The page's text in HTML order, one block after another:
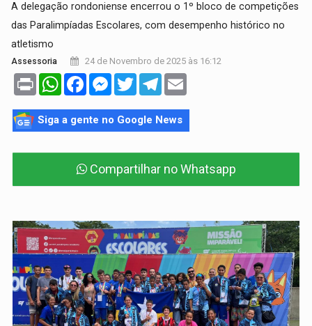
A delegação rondoniense encerrou o 1º bloco de competições
das Paralimpíadas Escolares, com desempenho histórico no
atletismo
Assessoria 24 de Novembro de 2025 às 16:12
Print WhatsAppFacebookMessenger
TwitterTelegram
Siga a gente no Google News
Compartilhar no Whatsapp